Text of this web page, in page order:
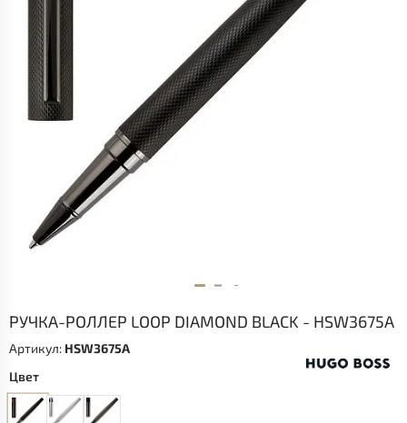
РУЧКА-РОЛЛЕР LOOP DIAMOND BLACK - HSW3675A
Артикул: HSW3675A
Цвет